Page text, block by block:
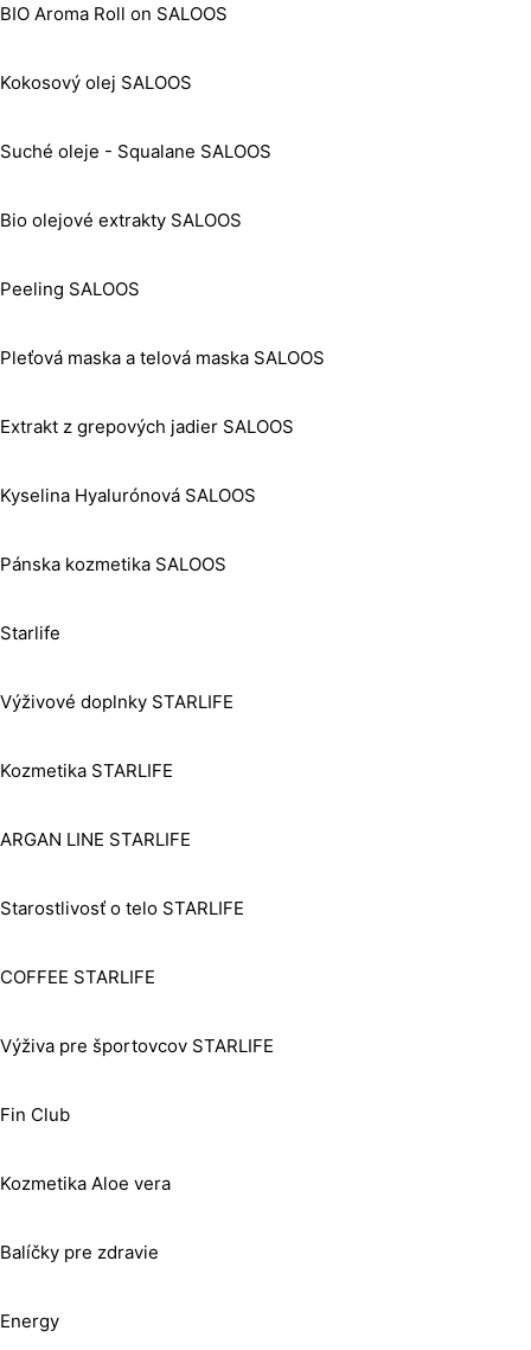
BIO Aroma Roll on SALOOS
Kokosový olej SALOOS
Suché oleje - Squalane SALOOS
Bio olejové extrakty SALOOS
Peeling SALOOS
Pleťová maska a telová maska SALOOS
Extrakt z grepových jadier SALOOS
Kyselina Hyalurónová SALOOS
Pánska kozmetika SALOOS
Starlife
Výživové doplnky STARLIFE
Kozmetika STARLIFE
ARGAN LINE STARLIFE
Starostlivosť o telo STARLIFE
COFFEE STARLIFE
Výživa pre športovcov STARLIFE
Fin Club
Kozmetika Aloe vera
Balíčky pre zdravie
Energy